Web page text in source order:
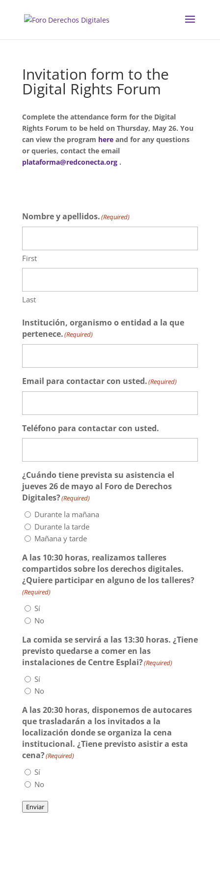
Invitation form to the
Digital Rights Forum
Complete the attendance form for the Digital
Rights Forum to be held on Thursday, May 26. You
can view the program hereand for any questions
or queries, contact the email
plataforma@redconecta.org.
Nombre y apellidos.(Required)
First
Last
Institución, organismo o entidad a la que
pertenece.(Required)
Email para contactar con usted.(Required)
Teléfono para contactar con usted.
¿Cuándo tiene prevista su asistencia el
jueves 26 de mayo al Foro de Derechos
Digitales?(Required)
Durante la mañana
Durante la tarde
Mañana y tarde
A las 10:30 horas, realizamos talleres
compartidos sobre los derechos digitales.
¿Quiere participar en alguno de los talleres?
(Required)
Sí
No
La comida se servirá a las 13:30 horas. ¿Tiene
previsto quedarse a comer en las
instalaciones de Centre Esplai?(Required)
Sí
No
A las 20:30 horas, disponemos de autocares
que trasladarán a los invitados a la
localización donde se organiza la cena
institucional. ¿Tiene previsto asistir a esta
cena?(Required)
Sí
No
Enviar
MÓN ESCOLAR
ALBERG CENTRE ESPLAI
FORMACIÓ
ESPLAIS
CONEIX FUNDESPLAI
La Fundació
L'equip
Missió i valors
Els comptes clars
Memòria d'activitats
Proposta educativa
ACTUALITAT
Notícies
Diari de la Fundació
Fundesplai als mitjans
Xarxes socials
COL·LABORA
Fes voluntariat
Fes un donatiu
Treballa amb nosaltres